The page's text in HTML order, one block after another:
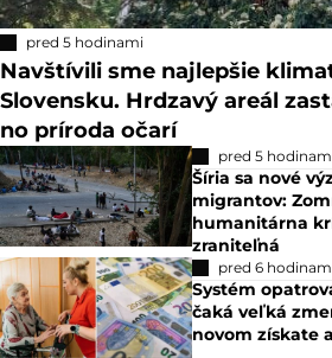
pred 5 hodinami
Navštívili sme najlepšie
Slovensku. Hrdzavý areál
no príroda očarí
pred 5
Šíria sa nové
migrantov:
humanitárna
zraniteľná
pred 6
Systém
čaká veľká
novom získate